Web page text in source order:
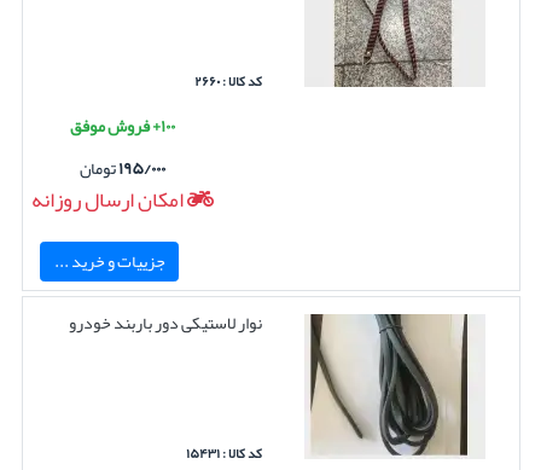
کد کالا : ۲۶۶۰
۱۰۰+ فروش موفق
۱۹۵/۰۰۰تومان
امکان ارسال روزانه
جزییات و خرید ...
نوار لاستیکی دور باربند خودرو
کد کالا : ۱۵۴۳۱